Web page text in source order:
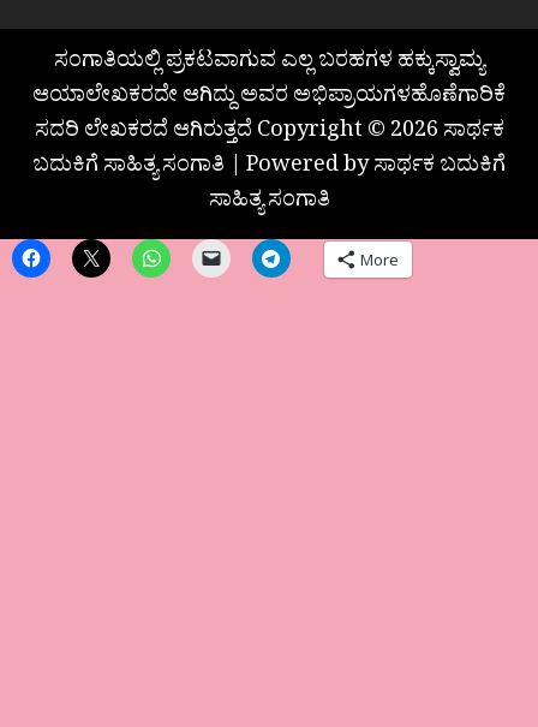
ಸಂಗಾತಿಯಲ್ಲಿ ಪ್ರಕಟವಾಗುವ ಎಲ್ಲ ಬರಹಗಳ ಹಕ್ಕುಸ್ವಾಮ್ಯ
ಆಯಾಲೇಖಕರದೇ ಆಗಿದ್ದು ಅವರ ಅಭಿಪ್ರಾಯಗಳಹೊಣೆಗಾರಿಕೆ
ಸದರಿ ಲೇಖಕರದೆ ಆಗಿರುತ್ತದೆ Copyright © 2026 ಸಾರ್ಥಕ
ಬದುಕಿಗೆ ಸಾಹಿತ್ಯ ಸಂಗಾತಿ | Powered by ಸಾರ್ಥಕ ಬದುಕಿಗೆ
ಸಾಹಿತ್ಯ ಸಂಗಾತಿ
More